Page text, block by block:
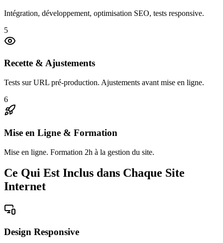
Intégration, développement, optimisation SEO, tests responsive.
5
Recette & Ajustements
Tests sur URL pré-production. Ajustements avant mise en ligne.
6
Mise en Ligne & Formation
Mise en ligne. Formation 2h à la gestion du site.
Ce Qui Est Inclus dans Chaque Site
Internet
Design Responsive